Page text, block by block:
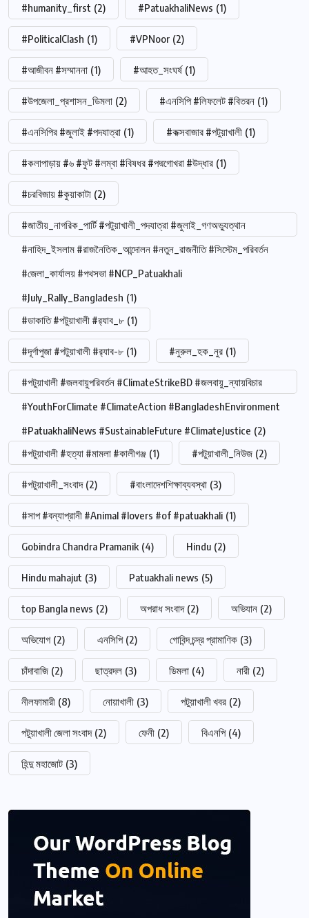
#humanity_first (2) #PatuakhaliNews (1)
#PoliticalClash (1) #VPNoor (2)
#আজীবন #সম্মাননা (1) #আহত_সংঘর্ষ (1)
#উপজেলা_প্রশাসন_ডিমলা (2) #এনসিপি #লিফলেট #বিতরন (1)
#এনসিপির #জুলাই #পদযাত্রা (1) #কক্সবাজার #পটুয়াখালী (1)
#কলাপাড়ায় #৬ #ফুট #লম্বা #বিষধর #পদ্মগোখরা #উদ্ধার (1)
#চরবিজায় #কুয়াকাটা (2)
#জাতীয়_নাগরিক_পার্টি #পটুয়াখালী_পদযাত্রা #জুলাই_গণঅভ্যুত্থান
#নাহিদ_ইসলাম #রাজনৈতিক_আন্দোলন #নতুন_রাজনীতি #সিস্টেম_পরিবর্তন
#জেলা_কার্যালয় #পথসভা #NCP_Patuakhali
#July_Rally_Bangladesh (1)
#ডাকাতি #পটুয়াখালী #র‍্যাব_৮ (1)
#দূর্গাপুজা #পটুয়াখালী #র‍্যাব-৮ (1) #নুরুল_হক_নুর (1)
#পটুয়াখালী #জলবায়ুপরিবর্তন #ClimateStrikeBD #জলবায়ু_ন্যায়বিচার
#YouthForClimate #ClimateAction #BangladeshEnvironment
#PatuakhaliNews #SustainableFuture #ClimateJustice (2)
#পটুয়াখালী #হত্যা #মামলা #কালীগঞ্জ (1) #পটুয়াখালী_নিউজ (2)
#পটুয়াখালী_সংবাদ (2) #বাংলাদেশশিক্ষাব্যবস্থা (3)
#সাপ #বন্যাপ্রানী #Animal #lovers #of #patuakhali (1)
Gobindra Chandra Pramanik (4) Hindu (2)
Hindu mahajut (3) Patuakhali news (5)
top Bangla news (2) অপরাধ সংবাদ (2) অভিযান (2)
অভিযোগ (2) এনসিপি (2) গোবিন্দ চন্দ্র প্রামাণিক (3)
চাঁদাবাজি (2) ছাত্রদল (3) ডিমলা (4) নারী (2)
নীলফামারী (8) নোয়াখালী (3) পটুয়াখালী খবর (2)
পটুয়াখালী জেলা সংবাদ (2) ফেনী (2) বিএনপি (4)
হিন্দু মহাজোট (3)